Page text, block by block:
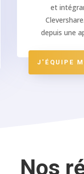
et
depuis une
J'ÉQUIPE
Nos